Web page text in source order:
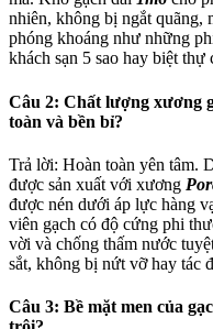
nhiên, không bị ngắt quãng,
phóng khoáng như những
khách sạn 5 sao hay biệt thự
Câu 2: Chất lượng xương
toàn và bền bỉ?
Trả lời: Hoàn toàn yên tâm.
được sản xuất với xương
được nén dưới áp lực hàng
viên gạch có độ cứng phi
vời và chống thấm nước
sắt, không bị nứt vỡ hay tác
Câu 3: Bề mặt men của